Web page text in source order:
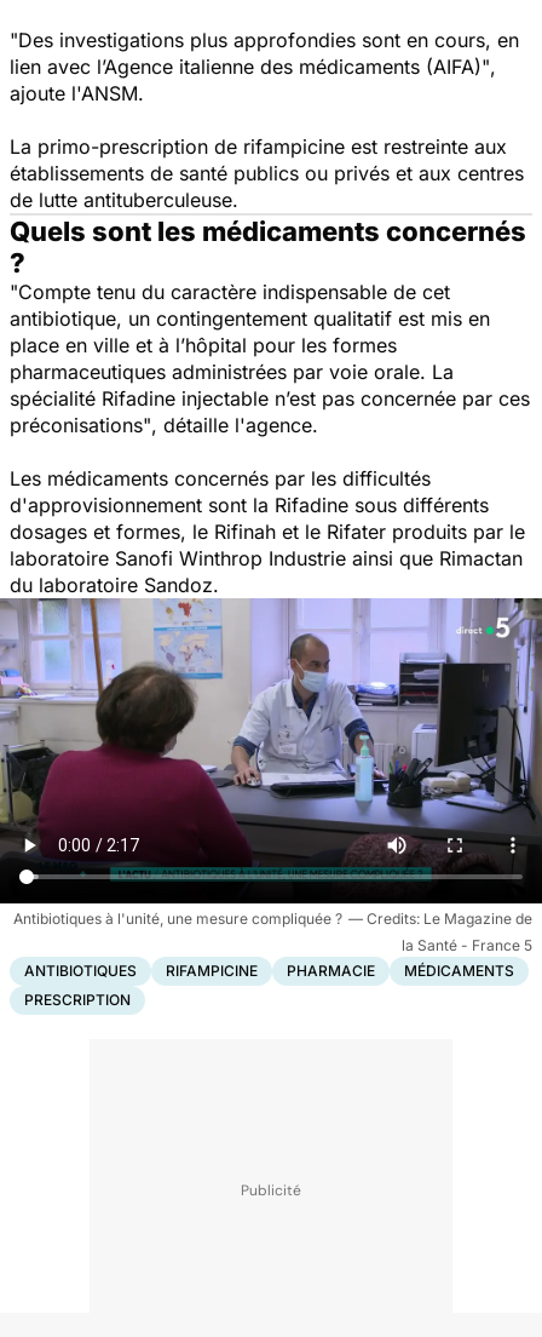
"Des investigations plus approfondies sont en cours, en
lien avec l’Agence italienne des médicaments (AIFA)",
ajoute l'ANSM.
La primo-prescription de rifampicine est restreinte aux
établissements de santé publics ou privés et aux centres
de lutte antituberculeuse.
Quels sont les médicaments concernés
?
"Compte tenu du caractère indispensable de cet
antibiotique, un contingentement qualitatif est mis en
place en ville et à l’hôpital pour les formes
pharmaceutiques administrées par voie orale. La
spécialité Rifadine injectable n’est pas concernée par ces
préconisations", détaille l'agence.
Les médicaments concernés par les difficultés
d'approvisionnement sont la Rifadine sous différents
dosages et formes, le Rifinah et le Rifater produits par le
laboratoire Sanofi Winthrop Industrie ainsi que Rimactan
du laboratoire Sandoz.
Antibiotiques à l'unité, une mesure compliquée ?
Le Magazine de
la Santé - France 5
ANTIBIOTIQUES
RIFAMPICINE PHARMACIE
MÉDICAMENTS
PRESCRIPTION